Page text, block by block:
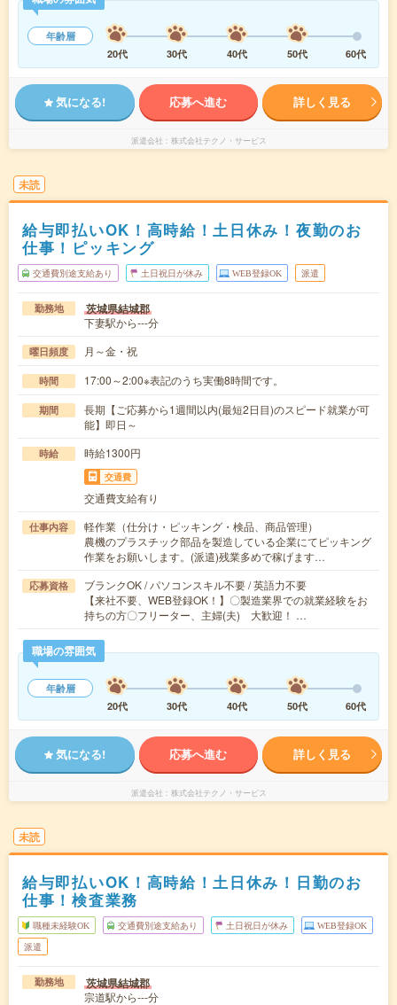
年齢層
20代
30代 40代 50代 60代
気になる! 応募へ進む 詳しく見る
派遣会社 株式会社テクノ・サービス
未読
給与即払いOK！高時給！土日休み！夜勤のお
仕事！ピッキング
交通費別途支給あり 土日祝日が休み WEB登録OK 派遣
勤務地 茨城県結城郡
下妻駅から---分
曜日頻度 月～金・祝
時間 17:00～2:00※表記のうち実働8時間です。
期間
長期【ご応募から1週間以内(最短2日目)のスピード就業が可
能】即日～
時給 時給1300円
交通費
交通費支給有り
仕事内容
軽作業（仕分け・ピッキング・検品、商品管理）
農機のプラスチック部品を製造している企業にてピッキング
作業をお願いします。(派遣)残業多めで稼げます…
応募資格
ブランクOK / パソコンスキル不要 / 英語力不要
【来社不要、WEB登録OK！】〇製造業界での就業経験をお
持ちの方〇フリーター、主婦(夫) 大歓迎！ …
職場の雰囲気
年齢層
20代
30代 40代 50代 60代
気になる! 応募へ進む 詳しく見る
派遣会社 株式会社テクノ・サービス
未読
給与即払いOK！高時給！土日休み！日勤のお
仕事！検査業務
職種未経験OK 交通費別途支給あり 土日祝日が休み WEB登録OK
派遣
勤務地 茨城県結城郡
宗道駅から---分